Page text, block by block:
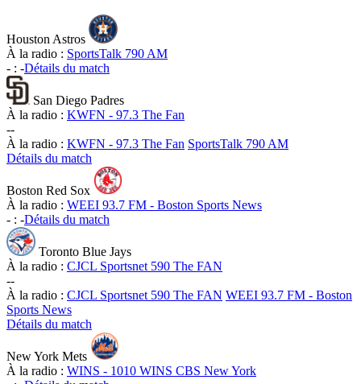
Houston Astros
À la radio : SportsTalk 790 AM
- : -Détails du match
San Diego Padres
À la radio : KWFN - 97.3 The Fan
--
À la radio : KWFN - 97.3 The Fan SportsTalk 790 AM
Détails du match
Boston Red Sox
À la radio : WEEI 93.7 FM - Boston Sports News
- : -Détails du match
Toronto Blue Jays
À la radio : CJCL Sportsnet 590 The FAN
--
À la radio : CJCL Sportsnet 590 The FAN WEEI 93.7 FM - Boston
Sports News
Détails du match
New York Mets
À la radio : WINS - 1010 WINS CBS New York